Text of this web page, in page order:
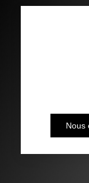
Nous